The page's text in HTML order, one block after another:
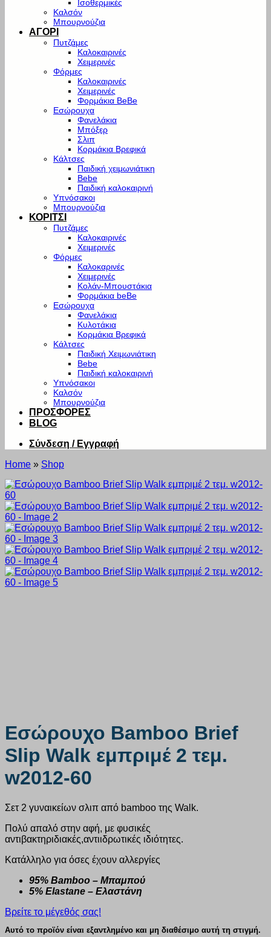
Ισοθερμικές
Καλσόν
Μπουρνούζια
ΑΓΟΡΙ
Πυτζάμες
Καλοκαιρινές
Χειμερινές
Φόρμες
Καλοκαιρινές
Χειμερινές
Φορμάκια BeBe
Εσώρουχα
Φανελάκια
Μπόξερ
Σλιπ
Κορμάκια Βρεφικά
Κάλτσες
Παιδική χειμωνιάτικη
Bebe
Παιδική καλοκαιρινή
Υπνόσακοι
Μπουρνούζια
ΚΟΡΙΤΣΙ
Πυτζάμες
Καλοκαιρινές
Χειμερινές
Φόρμες
Καλοκαρινές
Χειμερινές
Κολάν-Μπουστάκια
Φορμάκια beBe
Εσώρουχα
Φανελάκια
Κυλοτάκια
Κορμάκια Βρεφικά
Κάλτσες
Παιδική Χειμωνιάτικη
Bebe
Παιδική καλοκαιρινή
Υπνόσακοι
Καλσόν
Μπουρνούζια
ΠΡΟΣΦΟΡΕΣ
BLOG
Σύνδεση / Εγγραφή
Home » Shop
Εσώρουχο Bamboo Brief
Slip Walk εμπριμέ 2 τεμ.
w2012-60
Σετ 2 γυναικείων σλιπ από bamboo της Walk.
Πολύ απαλό στην αφή, με φυσικές
αντιβακτηριδιακές,αντιιδρωτικές ιδιότητες.
Κατάλληλο για όσες έχουν αλλεργίες
95% Bamboo – Μπαμπού
5% Elastane – Ελαστάνη
Βρείτε το μέγεθός σας!
Αυτό το προϊόν είναι εξαντλημένο και μη διαθέσιμο αυτή τη στιγμή.